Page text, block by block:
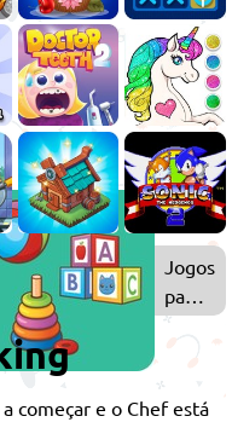
Jogos
para
começar e o Chef está